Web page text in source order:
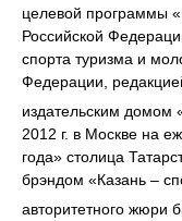
целевой программы
Российской
спорта туризма и
Федерации,
издательским домом
2012 г. в Москве на
года» столица
брэндом «Казань –
авторитетного жюри